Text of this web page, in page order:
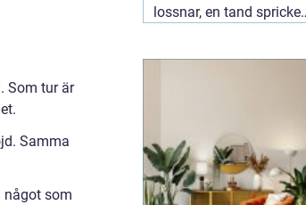
Som tur är
Samma
något som
lossnar, en tand spricker
svullnar upp över en
snabbt
04 augusti 2026